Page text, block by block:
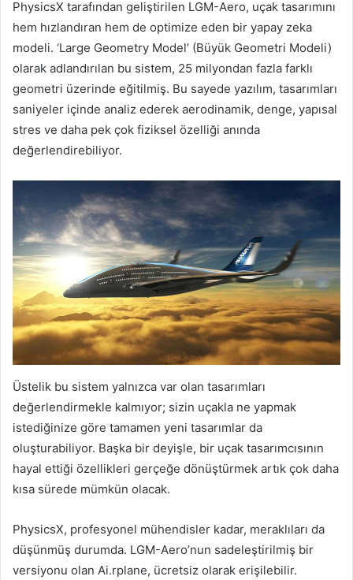
PhysicsX tarafından geliştirilen LGM-Aero, uçak tasarımını
hem hızlandıran hem de optimize eden bir yapay zeka
modeli. ‘Large Geometry Model’ (Büyük Geometri Modeli)
olarak adlandırılan bu sistem, 25 milyondan fazla farklı
geometri üzerinde eğitilmiş. Bu sayede yazılım, tasarımları
saniyeler içinde analiz ederek aerodinamik, denge, yapısal
stres ve daha pek çok fiziksel özelliği anında
değerlendirebiliyor.
Üstelik bu sistem yalnızca var olan tasarımları
değerlendirmekle kalmıyor; sizin uçakla ne yapmak
istediğinize göre tamamen yeni tasarımlar da
oluşturabiliyor. Başka bir deyişle, bir uçak tasarımcısının
hayal ettiği özellikleri gerçeğe dönüştürmek artık çok daha
kısa sürede mümkün olacak.
PhysicsX, profesyonel mühendisler kadar, meraklıları da
düşünmüş durumda. LGM-Aero’nun sadeleştirilmiş bir
versiyonu olan Ai.rplane, ücretsiz olarak erişilebilir.